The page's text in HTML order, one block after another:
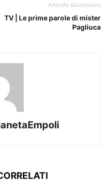
Articolo successivo
TV | Le prime parole di mister
Pagliuca